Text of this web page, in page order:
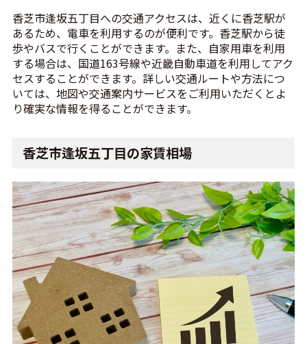
香芝市逢坂五丁目への交通アクセスは、近くに香芝駅が
あるため、電車を利用するのが便利です。香芝駅から徒
歩やバスで行くことができます。また、自家用車を利用
する場合は、国道163号線や近畿自動車道を利用してアク
セスすることができます。詳しい交通ルートや方法につ
いては、地図や交通案内サービスをご利用いただくとよ
り確実な情報を得ることができます。
香芝市逢坂五丁目の家賃相場